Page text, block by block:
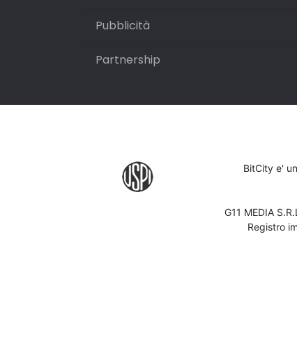
Pubblicità
Partnership
BitCity e'
G11 MEDIA
Registro